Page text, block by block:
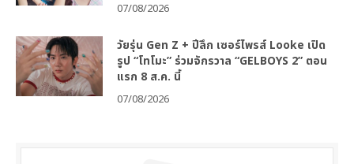
07/08/2026
วัยรุ่น Gen Z + ปีลึก เซอร์ไพรส์ Looke เปิด
รูป “โทโมะ” ร่วมจักรวาล “GELBOYS 2” ตอน
แรก 8 ส.ค. นี้
07/08/2026